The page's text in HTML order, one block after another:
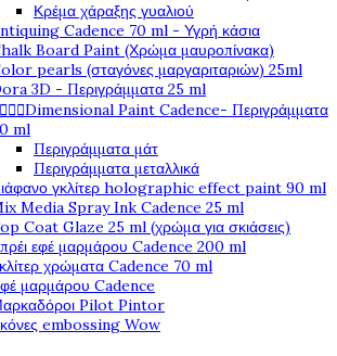
Κρέμα χάραξης γυαλιού
Cadence 70 ml - Υγρή κάσια
Board Paint (Χρώμα μαυροπίνακα)
pearls (σταγόνες μαργαριταριών) 25ml
3D - Περιγράμματα 25 ml
Dimensional Paint Cadence- Περιγράμματα
ml
Περιγράμματα μάτ
Περιγράμματα μεταλλικά
γκλίτερ holographic effect paint 90 ml
Media Spray Ink Cadence 25 ml
Coat Glaze 25 ml (χρώμα για σκιάσεις)
εφέ μαρμάρου Cadence 200 ml
χρώματα Cadence 70 ml
μαρμάρου Cadence
Pilot Pintor
embossing Wow